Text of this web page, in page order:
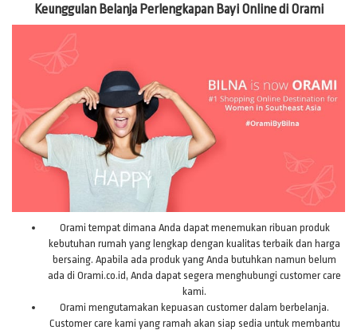
Keunggulan Belanja Perlengkapan Bayi Online di Orami
Orami tempat dimana Anda dapat menemukan ribuan produk
kebutuhan rumah yang lengkap dengan kualitas terbaik dan harga
bersaing. Apabila ada produk yang Anda butuhkan namun belum
ada di Orami.co.id, Anda dapat segera menghubungi customer care
kami.
Orami mengutamakan kepuasan customer dalam berbelanja.
Customer care kami yang ramah akan siap sedia untuk membantu